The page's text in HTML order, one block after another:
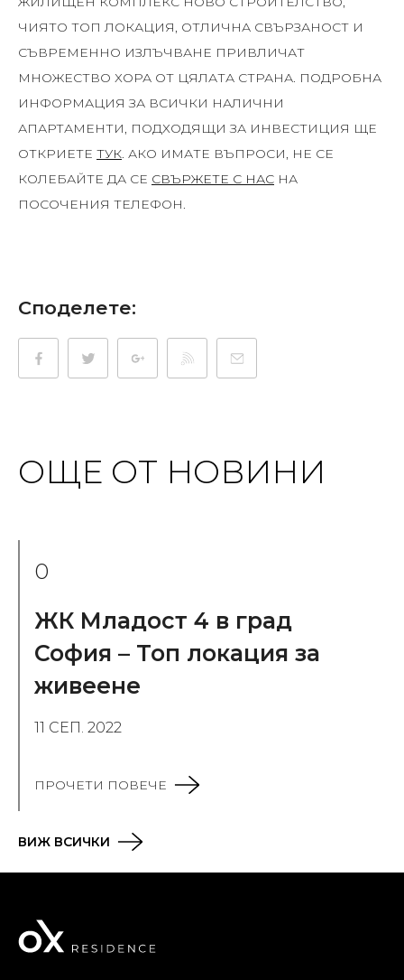
ЧИЯТО ТОП ЛОКАЦИЯ, ОТЛИЧНА СВЪРЗАНОСТ И
СЪВРЕМЕННО ИЗЛЪЧВАНЕ ПРИВЛИЧАТ
МНОЖЕСТВО ХОРА ОТ ЦЯЛАТА СТРАНА. ПОДРОБНА
ИНФОРМАЦИЯ ЗА ВСИЧКИ НАЛИЧНИ
АПАРТАМЕНТИ, ПОДХОДЯЩИ ЗА ИНВЕСТИЦИЯ ЩЕ
ОТКРИЕТЕ ТУК. АКО ИМАТЕ ВЪПРОСИ, НЕ СЕ
КОЛЕБАЙТЕ ДА СЕ СВЪРЖЕТЕ С НАС НА
ПОСОЧЕНИЯ ТЕЛЕФОН.
Споделете:
ОЩЕ ОТ НОВИНИ
0
ЖК Младост 4 в град
София – Топ локация за
живеене
11 СЕП. 2022
ПРОЧЕТИ ПОВЕЧЕ
ВИЖ ВСИЧКИ